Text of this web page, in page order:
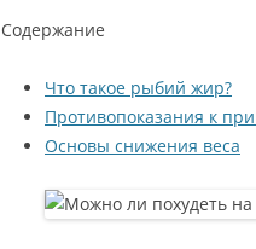
Содержание
Что такое рыбий жир?
Противопоказания к
Основы снижения веса